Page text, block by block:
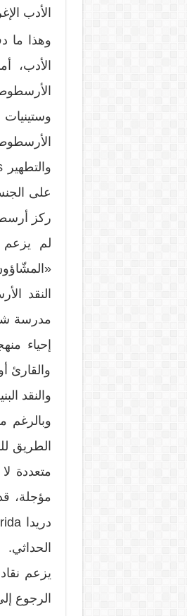
الأدب
وهذا ما
الأدب،
وستينيات
ركز
لم يزعم
مدرسة
إحياء
والقارئ
والنقد
وبالرغم
الطريق
متعددة
مؤجلة،
الحداثي.
يزعم
الرجوع